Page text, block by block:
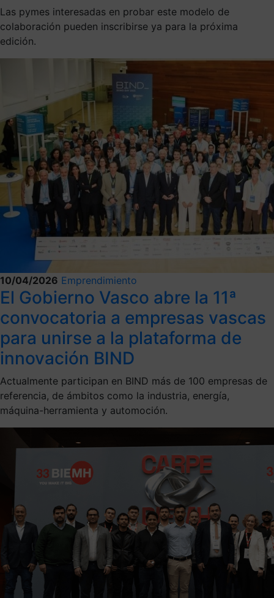
Las pymes interesadas en probar este modelo de
colaboración pueden inscribirse ya para la próxima
edición.
10/04/2026 Emprendimiento
El Gobierno Vasco abre la 11ª
convocatoria a empresas vascas
para unirse a la plataforma de
innovación BIND
Actualmente participan en BIND más de 100 empresas de
referencia, de ámbitos como la industria, energía,
máquina-herramienta y automoción.